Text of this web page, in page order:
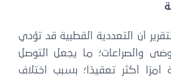
أن التعددية القطبية قد تؤدي
والصراعات؛ ما يجعل التوصل
أمرًا أكثر تعقيدًا؛ بسبب اختلاف